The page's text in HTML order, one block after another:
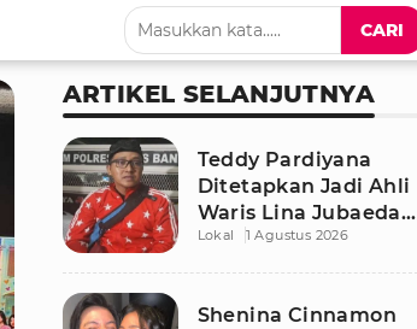
CARI
ARTIKEL SELANJUTNYA
Teddy Pardiyana
Ditetapkan Jadi Ahli
Waris Lina Jubaedah,
Begini Respon Sule
Lokal 1 Agustus 2026
Shenina Cinnamon